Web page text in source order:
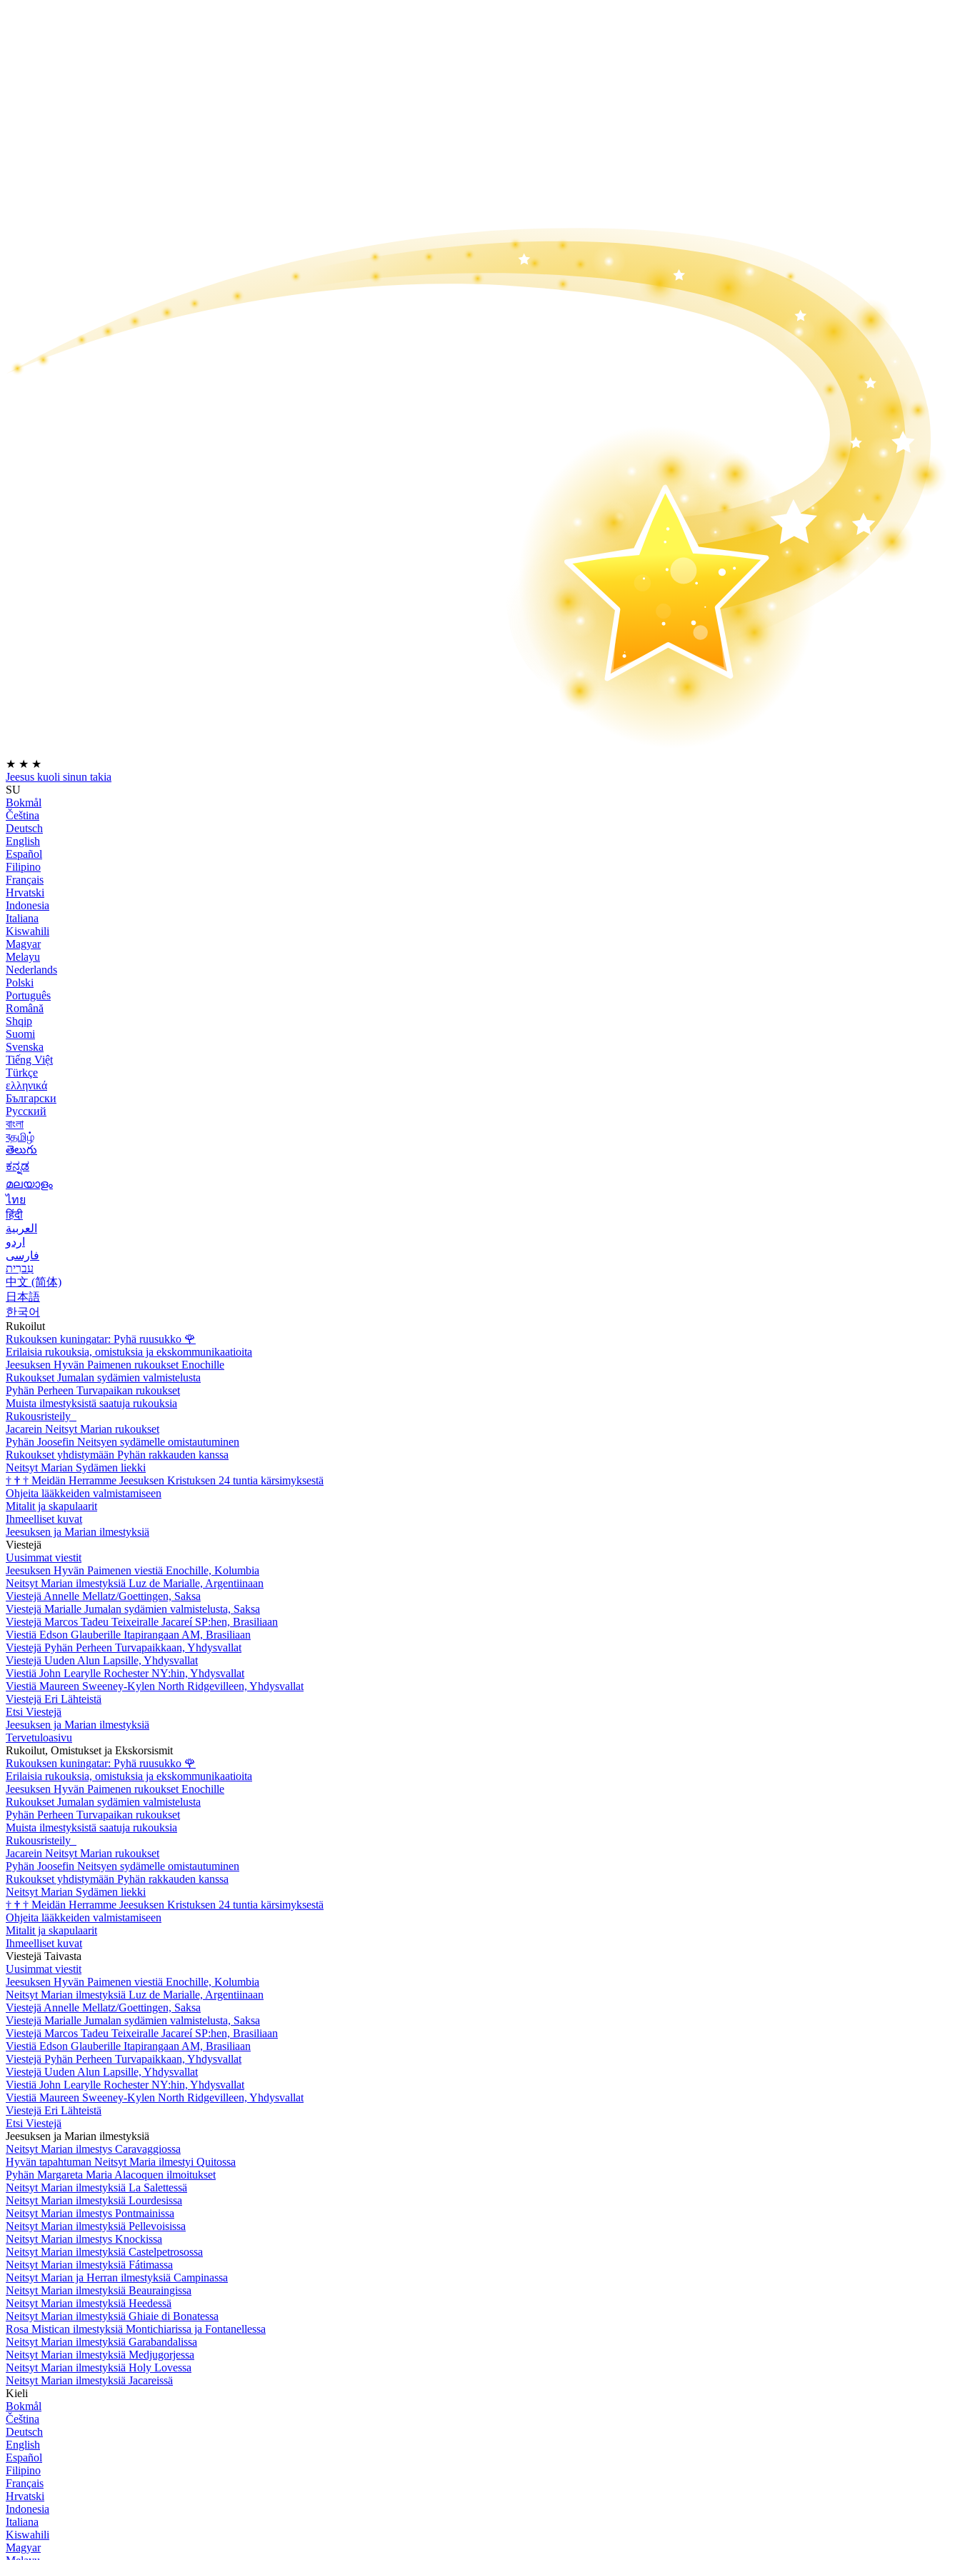
★ ★ ★
Jeesus kuoli sinun takia
SU
Bokmål
Čeština
Deutsch
English
Español
Filipino
Français
Hrvatski
Indonesia
Italiana
Kiswahili
Magyar
Melayu
Nederlands
Polski
Português
Română
Shqip
Suomi
Svenska
Tiếng Việt
Türkçe
ελληνικά
Български
Русский
বাংলা
বதமிழ்
తెలుగు
ಕನ್ನಡ
മലയാളം
ไทย
हिंदी
العربية
اردو
فارسی
עִברִית
中文 (简体)
日本語
한국어
Rukoilut
Rukouksen kuningatar: Pyhä ruusukko 🌹
Erilaisia rukouksia, omistuksia ja ekskommunikaatioita
Jeesuksen Hyvän Paimenen rukoukset Enochille
Rukoukset Jumalan sydämien valmistelusta
Pyhän Perheen Turvapaikan rukoukset
Muista ilmestyksistä saatuja rukouksia
Rukousristeily
Jacarein Neitsyt Marian rukoukset
Pyhän Joosefin Neitsyen sydämelle omistautuminen
Rukoukset yhdistymään Pyhän rakkauden kanssa
Neitsyt Marian Sydämen liekki
† † † Meidän Herramme Jeesuksen Kristuksen 24 tuntia kärsimyksestä
Ohjeita lääkkeiden valmistamiseen
Mitalit ja skapulaarit
Ihmeelliset kuvat
Jeesuksen ja Marian ilmestyksiä
Viestejä
Uusimmat viestit
Jeesuksen Hyvän Paimenen viestiä Enochille, Kolumbia
Neitsyt Marian ilmestyksiä Luz de Marialle, Argentiinaan
Viestejä Annelle Mellatz/Goettingen, Saksa
Viestejä Marialle Jumalan sydämien valmistelusta, Saksa
Viestejä Marcos Tadeu Teixeiralle Jacareí SP:hen, Brasiliaan
Viestiä Edson Glauberille Itapirangaan AM, Brasiliaan
Viestejä Pyhän Perheen Turvapaikkaan, Yhdysvallat
Viestejä Uuden Alun Lapsille, Yhdysvallat
Viestiä John Learylle Rochester NY:hin, Yhdysvallat
Viestiä Maureen Sweeney-Kylen North Ridgevilleen, Yhdysvallat
Viestejä Eri Lähteistä
Etsi Viestejä
Jeesuksen ja Marian ilmestyksiä
Tervetuloasivu
Rukoilut, Omistukset ja Ekskorsismit
Rukouksen kuningatar: Pyhä ruusukko 🌹
Erilaisia rukouksia, omistuksia ja ekskommunikaatioita
Jeesuksen Hyvän Paimenen rukoukset Enochille
Rukoukset Jumalan sydämien valmistelusta
Pyhän Perheen Turvapaikan rukoukset
Muista ilmestyksistä saatuja rukouksia
Rukousristeily
Jacarein Neitsyt Marian rukoukset
Pyhän Joosefin Neitsyen sydämelle omistautuminen
Rukoukset yhdistymään Pyhän rakkauden kanssa
Neitsyt Marian Sydämen liekki
† † † Meidän Herramme Jeesuksen Kristuksen 24 tuntia kärsimyksestä
Ohjeita lääkkeiden valmistamiseen
Mitalit ja skapulaarit
Ihmeelliset kuvat
Viestejä Taivasta
Uusimmat viestit
Jeesuksen Hyvän Paimenen viestiä Enochille, Kolumbia
Neitsyt Marian ilmestyksiä Luz de Marialle, Argentiinaan
Viestejä Annelle Mellatz/Goettingen, Saksa
Viestejä Marialle Jumalan sydämien valmistelusta, Saksa
Viestejä Marcos Tadeu Teixeiralle Jacareí SP:hen, Brasiliaan
Viestiä Edson Glauberille Itapirangaan AM, Brasiliaan
Viestejä Pyhän Perheen Turvapaikkaan, Yhdysvallat
Viestejä Uuden Alun Lapsille, Yhdysvallat
Viestiä John Learylle Rochester NY:hin, Yhdysvallat
Viestiä Maureen Sweeney-Kylen North Ridgevilleen, Yhdysvallat
Viestejä Eri Lähteistä
Etsi Viestejä
Jeesuksen ja Marian ilmestyksiä
Neitsyt Marian ilmestys Caravaggiossa
Hyvän tapahtuman Neitsyt Maria ilmestyi Quitossa
Pyhän Margareta Maria Alacoquen ilmoitukset
Neitsyt Marian ilmestyksiä La Salettessä
Neitsyt Marian ilmestyksiä Lourdesissa
Neitsyt Marian ilmestys Pontmainissa
Neitsyt Marian ilmestyksiä Pellevoisissa
Neitsyt Marian ilmestys Knockissa
Neitsyt Marian ilmestyksiä Castelpetrosossa
Neitsyt Marian ilmestyksiä Fátimassa
Neitsyt Marian ja Herran ilmestyksiä Campinassa
Neitsyt Marian ilmestyksiä Beauraingissa
Neitsyt Marian ilmestyksiä Heedessä
Neitsyt Marian ilmestyksiä Ghiaie di Bonatessa
Rosa Mistican ilmestyksiä Montichiarissa ja Fontanellessa
Neitsyt Marian ilmestyksiä Garabandalissa
Neitsyt Marian ilmestyksiä Medjugorjessa
Neitsyt Marian ilmestyksiä Holy Lovessa
Neitsyt Marian ilmestyksiä Jacareissä
Kieli
Bokmål
Čeština
Deutsch
English
Español
Filipino
Français
Hrvatski
Indonesia
Italiana
Kiswahili
Magyar